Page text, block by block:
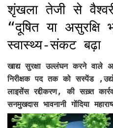
शृंखला तेजी से
“दूषित या
स्वास्थ्य-संकट बढ़ा
खाद्य सुरक्षा उल्लंघन करने वाले
निरीक्षक पद तक को सस्पेंड
लाइसेंस रद्दीकरण, की सख़्त
सनमुखदास भावनानी गोंदिया